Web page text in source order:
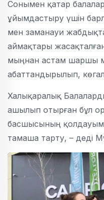
Сонымен қатар
ұйымдастыру үшін
мен заманауи
аймақтары
мыңнан астам шаршы
абаттандырылып,
Халықаралық
ашылып отырған бұл
басшысының
тамаша тарту, – деді